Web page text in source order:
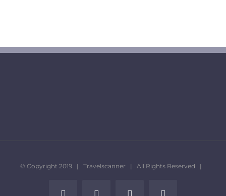
© Copyright 2019 | Travelscanner | All Rights Reserved |